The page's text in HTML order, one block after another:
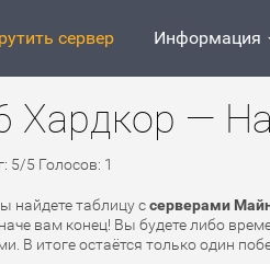
сервер Информация
Хардкор —
5/5 Голосов: 1
найдете таблицу ссерверами
вам конец! Вы будете либо
итоге остаётся только один